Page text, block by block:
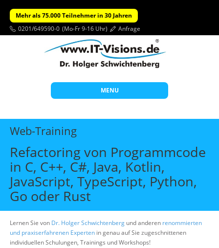
Mehr als 75.000 Teilnehmer in 30 Jahren
0201/649590-0 (Mo-Fr 9-16 Uhr) Anfrage
MENU
Start
Themen
Beratung
Individuelle Schulungen
Offene Seminare
Über uns
Suche
Web-Training
Refactoring von Programmcode
in C, C++, C#, Java, Kotlin,
JavaScript, TypeScript, Python,
Go oder Rust
Lernen Sie von Dr. Holger Schwichtenberg und anderen renommierten
und praxiserfahrenen Experten in genau auf Sie zugeschnittenen
individuellen Schulungen, Trainings und Workshops!